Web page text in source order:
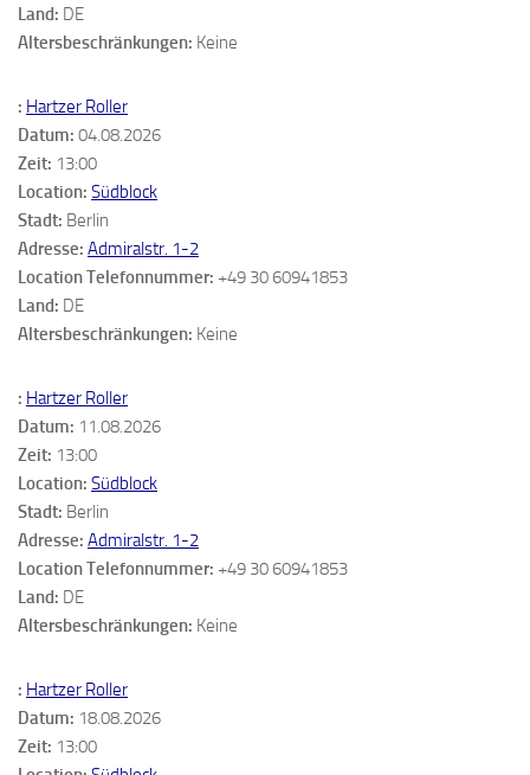
Land: DE
Altersbeschränkungen: Keine
: Hartzer Roller
Datum: 04.08.2026
Zeit: 13:00
Location: Südblock
Stadt: Berlin
Adresse: Admiralstr. 1-2
Location Telefonnummer: +49 30 60941853
Land: DE
Altersbeschränkungen: Keine
: Hartzer Roller
Datum: 11.08.2026
Zeit: 13:00
Location: Südblock
Stadt: Berlin
Adresse: Admiralstr. 1-2
Location Telefonnummer: +49 30 60941853
Land: DE
Altersbeschränkungen: Keine
: Hartzer Roller
Datum: 18.08.2026
Zeit: 13:00